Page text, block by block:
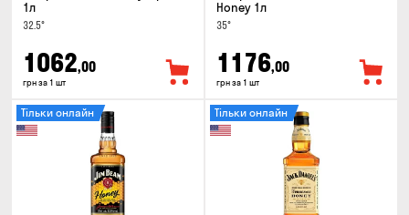
1л
32.5°
1062,00
грн за 1 шт
Honey 1л
35°
1176,00
грн за 1 шт
Тільки онлайн Тільки онлайн